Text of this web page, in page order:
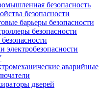
безопасность
безопасности
барьеры безопасности
безопасности
безопасности
электробезопасности
аварийные
дверей